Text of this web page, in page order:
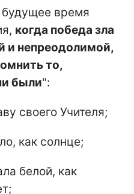
будущее время
когда победа зла
и непреодолимой,
то,
были":
своего Учителя;
как солнце;
белой, как